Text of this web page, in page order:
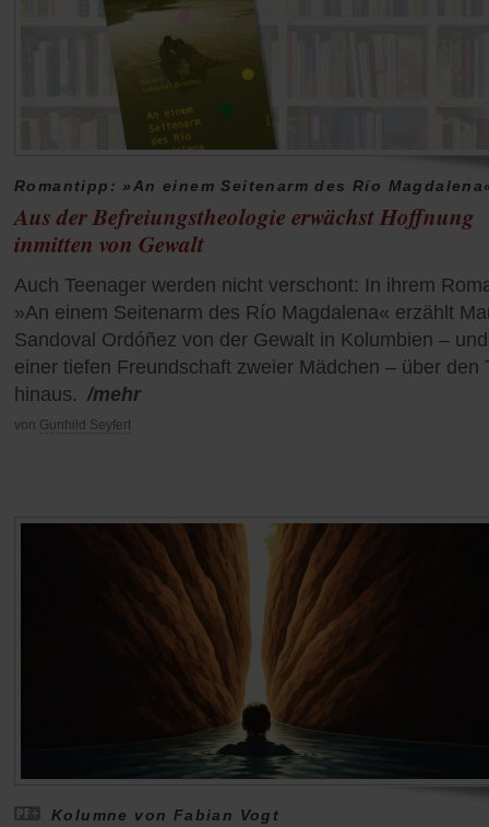
Romantipp: »An einem Seitenarm des Río
Aus der Befreiungstheologie erwächst Hoffnung
inmitten von Gewalt
Auch Teenager werden nicht verschont: In ihrem
»An einem Seitenarm des Río Magdalena« erzählt
Sandoval Ordóñez von der Gewalt in Kolumbien –
einer tiefen Freundschaft zweier Mädchen – über den
hinaus. /mehr
von Gunhild Seyfert
Kolumne von Fabian Vogt